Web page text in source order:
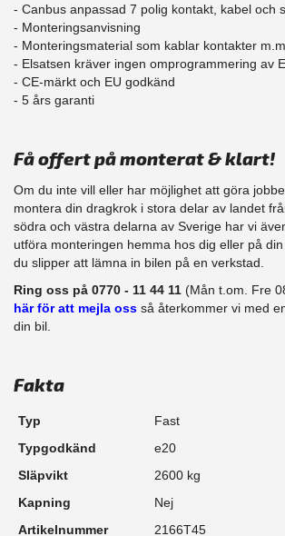
- Canbus anpassad 7 polig kontakt, kabel och
- Monteringsanvisning
- Monteringsmaterial som kablar kontakter m.m
- Elsatsen kräver ingen omprogrammering av
- CE-märkt och EU godkänd
​- 5 års garanti
Få offert på monterat & klart!
Om du inte vill eller har möjlighet att göra
montera din dragkrok i stora delar av landet
södra och västra delarna av Sverige har vi
​utföra monteringen hemma hos dig eller på
du slipper att lämna in bilen på en verkstad.
Ring oss på 0770 - 11 44 11 (Mån t.om. Fre
här för att mejla oss så återkommer vi med
din bil.
Fakta
Typ
Fast
Typgodkänd
e20
Släpvikt
2600 kg
Kapning
Nej
Artikelnummer
2166T45